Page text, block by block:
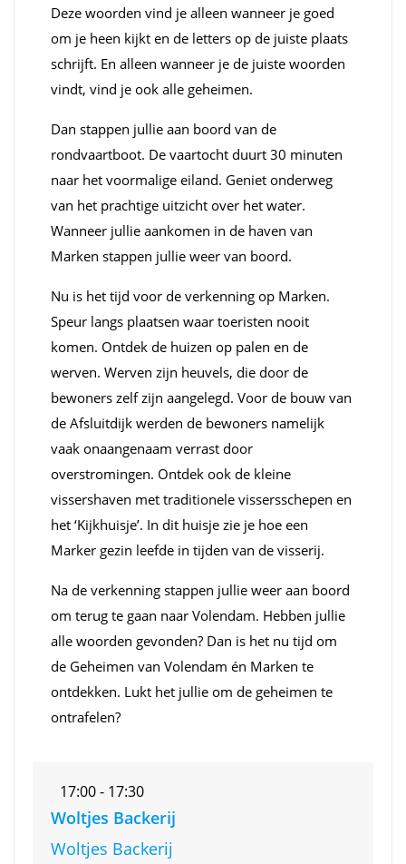
Deze woorden vind je alleen wanneer je goed
om je heen kijkt en de letters op de juiste plaats
schrijft. En alleen wanneer je de juiste woorden
vindt, vind je ook alle geheimen.
Dan stappen jullie aan boord van de
rondvaartboot. De vaartocht duurt 30 minuten
naar het voormalige eiland. Geniet onderweg
van het prachtige uitzicht over het water.
Wanneer jullie aankomen in de haven van
Marken stappen jullie weer van boord.
Nu is het tijd voor de verkenning op Marken.
Speur langs plaatsen waar toeristen nooit
komen. Ontdek de huizen op palen en de
werven. Werven zijn heuvels, die door de
bewoners zelf zijn aangelegd. Voor de bouw van
de Afsluitdijk werden de bewoners namelijk
vaak onaangenaam verrast door
overstromingen. Ontdek ook de kleine
vissershaven met traditionele vissersschepen en
het ‘Kijkhuisje’. In dit huisje zie je hoe een
Marker gezin leefde in tijden van de visserij.
Na de verkenning stappen jullie weer aan boord
om terug te gaan naar Volendam. Hebben jullie
alle woorden gevonden? Dan is het nu tijd om
de Geheimen van Volendam én Marken te
ontdekken. Lukt het jullie om de geheimen te
ontrafelen?
17:00 - 17:30
Woltjes Backerij
Woltjes Backerij